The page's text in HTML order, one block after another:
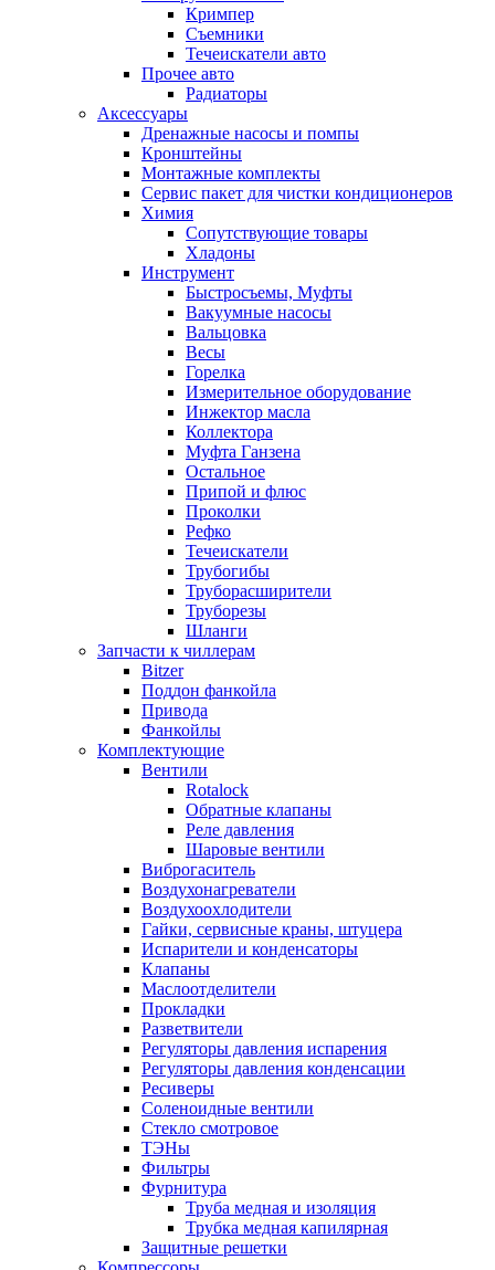
Кримпер
Съемники
Течеискатели авто
Прочее авто
Радиаторы
Аксессуары
Дренажные насосы и помпы
Кронштейны
Монтажные комплекты
Сервис пакет для чистки кондиционеров
Химия
Сопутствующие товары
Хладоны
Инструмент
Быстросъемы, Муфты
Вакуумные насосы
Вальцовка
Весы
Горелка
Измерительное оборудование
Инжектор масла
Коллектора
Муфта Ганзена
Остальное
Припой и флюс
Проколки
Рефко
Течеискатели
Трубогибы
Труборасширители
Труборезы
Шланги
Запчасти к чиллерам
Bitzer
Поддон фанкойла
Привода
Фанкойлы
Комплектующие
Вентили
Rotalock
Обратные клапаны
Реле давления
Шаровые вентили
Виброгаситель
Воздухонагреватели
Воздухоохлодители
Гайки, сервисные краны, штуцера
Испарители и конденсаторы
Клапаны
Маслоотделители
Прокладки
Разветвители
Регуляторы давления испарения
Регуляторы давления конденсации
Ресиверы
Соленоидные вентили
Стекло смотровое
ТЭНы
Фильтры
Фурнитура
Труба медная и изоляция
Трубка медная капилярная
Защитные решетки